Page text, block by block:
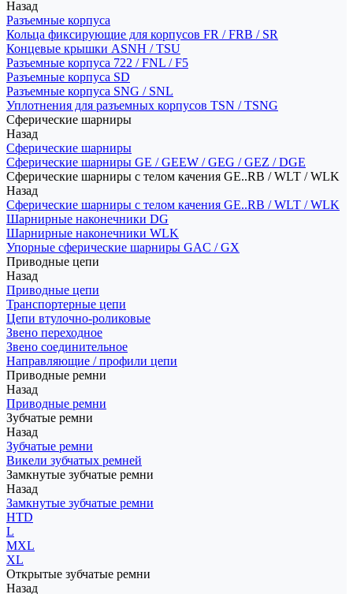
Назад
Разъемные корпуса
Кольца фиксирующие для корпусов FR / FRB / SR
Концевые крышки ASNH / TSU
Разъемные корпуса 722 / FNL / F5
Разъемные корпуса SD
Разъемные корпуса SNG / SNL
Уплотнения для разъемных корпусов TSN / TSNG
Сферические шарниры
Назад
Сферические шарниры
Сферические шарниры GE / GEEW / GEG / GEZ / DGE
Сферические шарниры с телом качения GE..RB / WLT / WLK
Назад
Сферические шарниры с телом качения GE..RB / WLT / WLK
Шарнирные наконечники DG
Шарнирные наконечники WLK
Упорные сферические шарниры GAC / GX
Приводные цепи
Назад
Приводные цепи
Транспортерные цепи
Цепи втулочно-роликовые
Звено переходное
Звено соединительное
Направляющие / профили цепи
Приводные ремни
Назад
Приводные ремни
Зубчатые ремни
Назад
Зубчатые ремни
Викели зубчатых ремней
Замкнутые зубчатые ремни
Назад
Замкнутые зубчатые ремни
HTD
L
MXL
XL
Открытые зубчатые ремни
Назад